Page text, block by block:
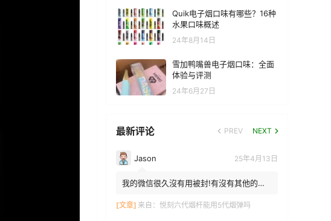
Quik电子烟口味有哪些？16种
水果口味概述
24年8月14日
雪加鸭嘴兽电子烟口味：全面
体验与评测
24年6月27日
最新评论 PREV NEXT
Jason 25年4月13日
我的微信很久沒有用被封!有沒有其他的方
[文章] 来自： 悦刻六代烟杆能用5代烟弹吗